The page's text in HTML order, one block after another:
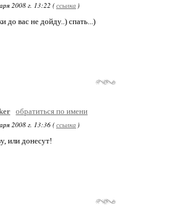
2008 г. 13:22 (ссылка )
до вас не дойду..) спать...)
обратиться по имени
2008 г. 13:36 (ссылка )
или донесут!